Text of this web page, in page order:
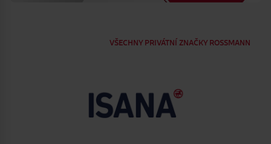
VŠECHNY PRIVÁTNÍ ZNAČKY ROSSMANN